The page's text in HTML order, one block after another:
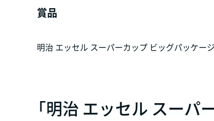
賞品
明治 エッセル スーパーカップ ビッグパッケージ
「明治 エッセル スーパ